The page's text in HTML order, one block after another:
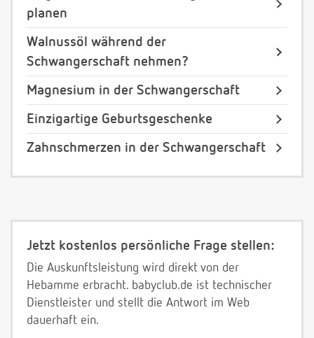
planen
Walnussöl während der
Schwangerschaft nehmen?
Magnesium in der Schwangerschaft
Einzigartige Geburtsgeschenke
Zahnschmerzen in der Schwangerschaft
Jetzt kostenlos persönliche Frage stellen:
Die Auskunftsleistung wird direkt von der
Hebamme erbracht. babyclub.de ist technischer
Dienstleister und stellt die Antwort im Web
dauerhaft ein.